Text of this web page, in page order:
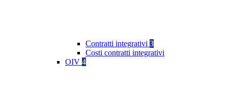
Contratti integrativi 3
Costi contratti integrativi
OIV 4